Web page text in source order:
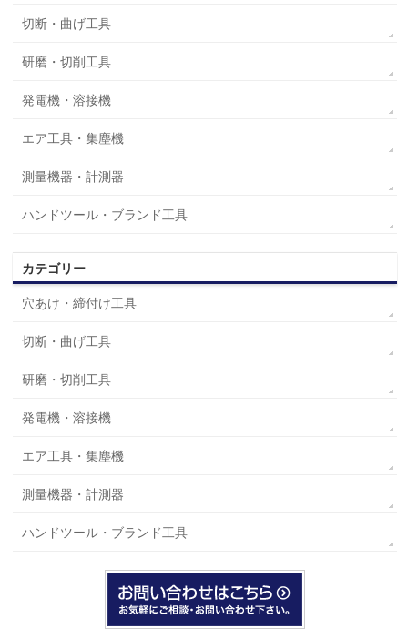
切断・曲げ工具
研磨・切削工具
発電機・溶接機
エア工具・集塵機
測量機器・計測器
ハンドツール・ブランド工具
カテゴリー
穴あけ・締付け工具
切断・曲げ工具
研磨・切削工具
発電機・溶接機
エア工具・集塵機
測量機器・計測器
ハンドツール・ブランド工具